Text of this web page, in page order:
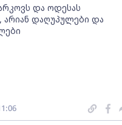
და ოდესას
არიან დაღუპულები და